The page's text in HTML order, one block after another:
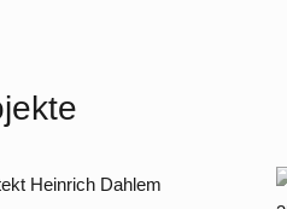
– 2009 Berlin Dahlem,